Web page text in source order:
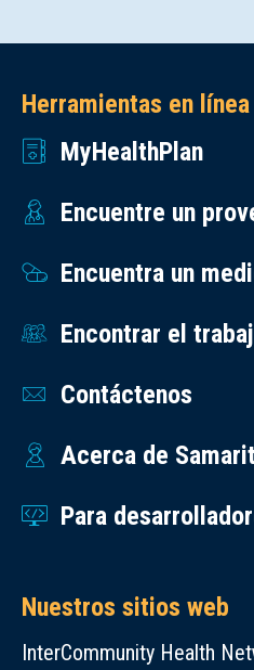
Herramientas en línea
MyHealthPlan
Encuentre un
Encuentra un
Encontrar el
Contáctenos
Acerca de
Para
Nuestros sitios web
InterCommunity Health